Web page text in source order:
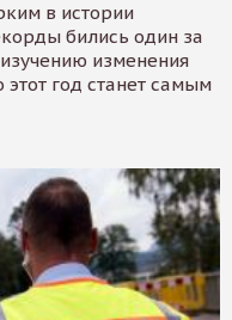
в истории
бились один за
изменения
год станет самым